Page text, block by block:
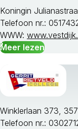
Koningin
Telefoon nr.:
WWW:
Meer lezen
Winklerlaan 373,
Telefoon nr.: